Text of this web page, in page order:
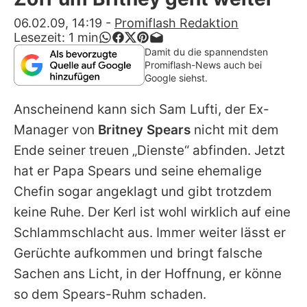
Alle Themen auf Promiflash
Jobs
App runterladen
Redaktionelle Richtlinien
Impressum
Datenschutzerklärung
Nutzungsbedingungen
06.02.09, 14:19 - Promiflash Redaktion
Lesezeit: 1 min
Damit du die spannendsten
Promiflash-News auch bei
Google siehst.
Anscheinend kann sich Sam Lufti, der Ex-
Manager von Britney Spears nicht mit dem
Ende seiner treuen „Dienste“ abfinden. Jetzt
hat er Papa Spears und seine ehemalige
Chefin sogar angeklagt und gibt trotzdem
keine Ruhe. Der Kerl ist wohl wirklich auf eine
Schlammschlacht aus. Immer weiter lässt er
Gerüchte aufkommen und bringt falsche
Sachen ans Licht, in der Hoffnung, er könne
so dem Spears-Ruhm schaden.